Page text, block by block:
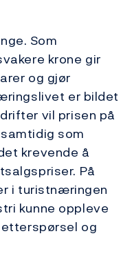
Som
krone gir
og gjør
er bildet
vil prisen på
som
krevende å
På
i turistnæringen
kunne oppleve
og